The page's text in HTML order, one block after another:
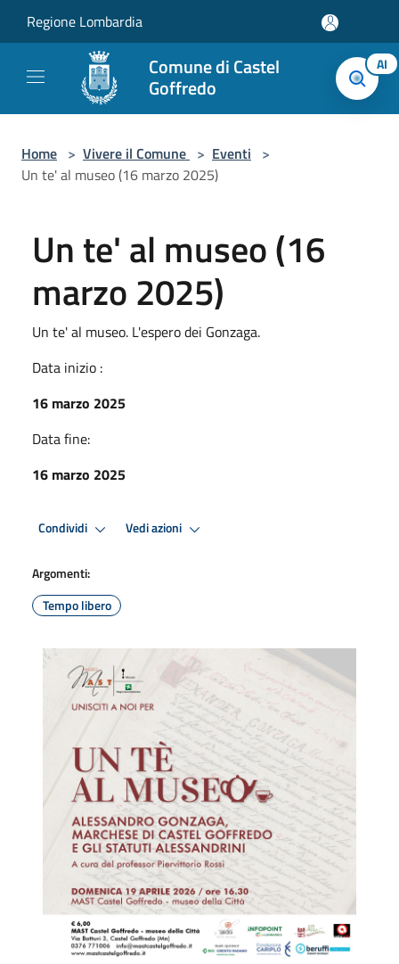
Regione Lombardia
Comune di Castel
Goffredo
AI
Home > Vivere il Comune > Eventi >
Un te' al museo (16 marzo 2025)
Un te' al museo (16
marzo 2025)
Un te' al museo. L'espero dei Gonzaga.
Data inizio :
16 marzo 2025
Data fine:
16 marzo 2025
Condividi Vedi azioni
Argomenti:
Tempo libero